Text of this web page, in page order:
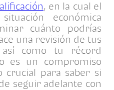
, en la cual el
económica
cuánto podrías
una revisión de tus
así como tu récord
es un compromiso
crucial para saber si
seguir adelante con